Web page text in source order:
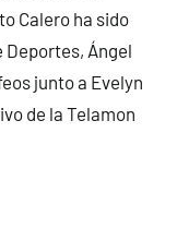
Calero ha sido
Deportes, Ángel
junto a Evelyn
de la Telamon